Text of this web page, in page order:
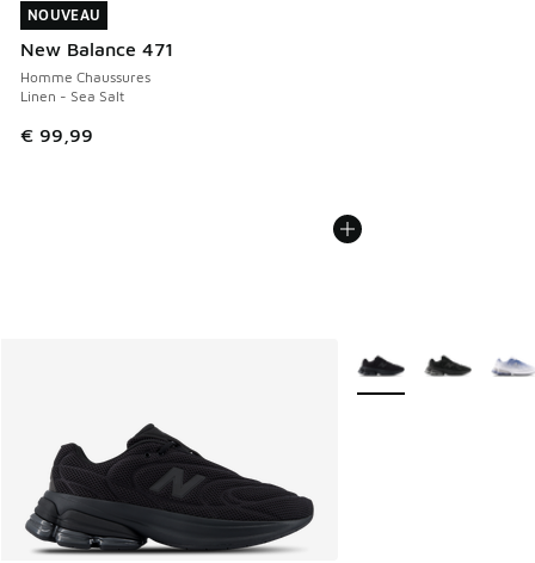
NOUVEAU
New Balance 471
Homme Chaussures
Linen - Sea Salt
€ 99,99
NOUVEAU
Plus de couleurs